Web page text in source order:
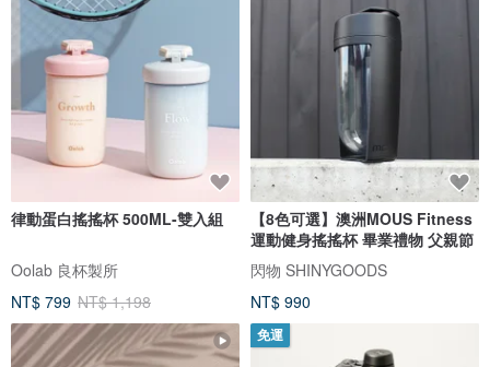
律動蛋白搖搖杯 500ML-雙入組
Oolab 良杯製所
NT$ 799 NT$ 1,198
【8色可選】澳洲MOUS Fitness
運動健身搖搖杯 畢業禮物 父親節
閃物 SHINYGOODS
NT$ 990
免運